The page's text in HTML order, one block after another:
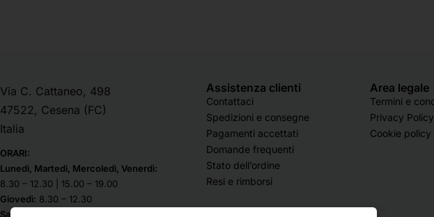
Via C. Cattaneo, 498
47522, Cesena (FC)
Italia
ORARI:
Lunedì, Martedì, Mercoledì, Venerdì:
8.30 – 12.30 | 15.00 – 19.00
Giovedì: 8.30 – 12.30
Sabato & Domenica chiuso
Assistenza clienti
Contattaci
Spedizioni e consegne
Pagamenti accettati
Domande frequenti
Stato dell’ordine
Resi e rimborsi
Area legale
Termini e
Privacy Policy
Cookie policy